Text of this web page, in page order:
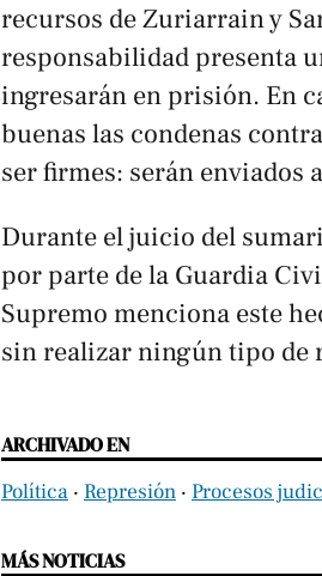
recursos de Zuriarrain y
responsabilidad presenta
ingresarán en prisión. En
buenas las condenas
ser firmes: serán enviados
Durante el juicio del
por parte de la Guardia
Supremo menciona este
sin realizar ningún tipo de
ARCHIVADO EN
Política ‧ Represión ‧ Procesos
MÁS NOTICIAS